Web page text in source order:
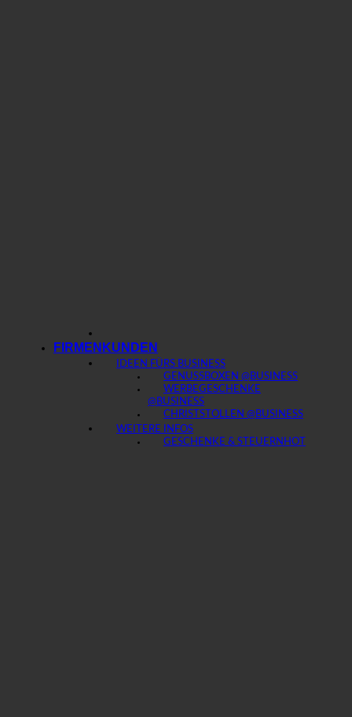
FIRMENKUNDEN
IDEEN FÜRS BUSINESS
GENUSSBOXEN @BUSINESS
WERBEGESCHENKE
@BUSINESS
CHRISTSTOLLEN @BUSINESS
WEITERE INFOS
GESCHENKE & STEUERN